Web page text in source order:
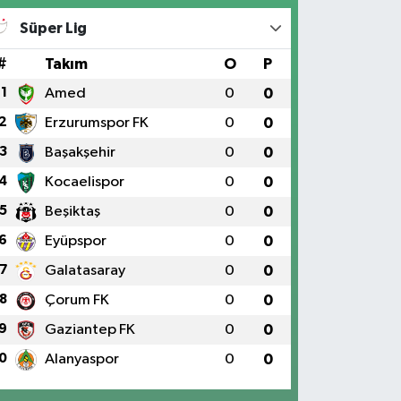
Süper Lig
Takım O P
1 Amed 0 0
Erzurumspor FK 0 0
3 Başakşehir 0 0
Kocaelispor 0 0
5 Beşiktaş 0 0
Eyüpspor 0 0
7 Galatasaray 0 0
8 Çorum FK 0 0
Gaziantep FK 0 0
Alanyaspor 0 0